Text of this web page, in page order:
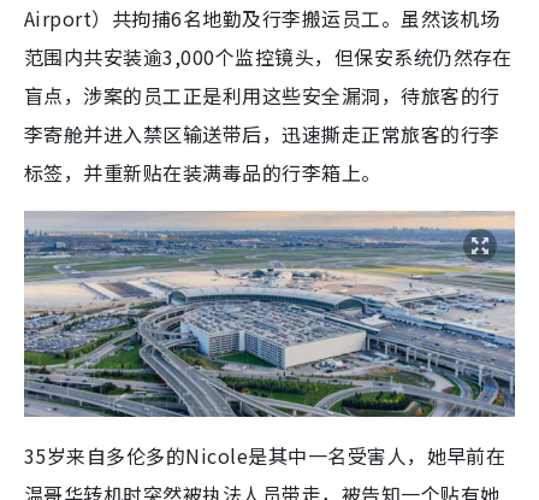
Airport）共拘捕6名地勤及行李搬运员工。虽然该机场
范围内共安装逾3,000个监控镜头，但保安系统仍然存在
盲点， 涉案的员工正是利用这些安全漏洞，待旅客的行
李寄舱并进入禁区输送带后，迅速撕走正常旅客的行李
标签，并重新贴在装满毒品的行李箱上。
35岁来自多伦多的Nicole是其中一名受害人，她早前在
温哥华转机时突然被执法人员带走，被告知一个贴有她